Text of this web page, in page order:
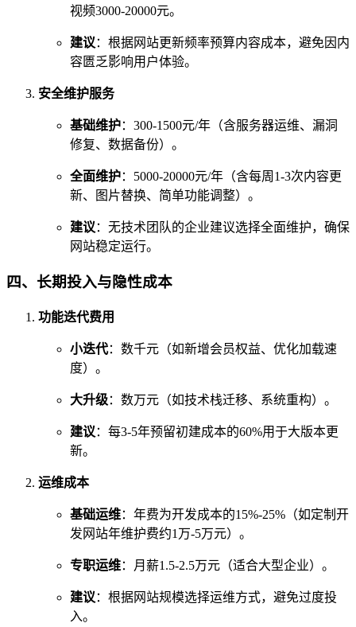
视频3000-20000元。
建议 ：根据网站更新频率预算内容成本，避免因内
容匮乏影响用户体验。
安全维护服务
基础维护：300-1500元/年（含服务器运维、漏洞
修复、数据备份）。
全面维护：5000-20000元/年（含每周1-3次内容更
新、图片替换、简单功能调整）。
建议 ：无技术团队的企业建议选择全面维护，确保
网站稳定运行。
四、长期投入与隐性成本
功能迭代费用
小迭代：数千元（如新增会员权益、优化加载速
度）。
大升级：数万元（如技术栈迁移、系统重构）。
建议 ：每3-5年预留初建成本的60%用于大版本更
新。
运维成本
基础运维：年费为开发成本的15%-25%（如定制开
发网站年维护费约1万-5万元）。
专职运维：月薪1.5-2.5万元（适合大型企业）。
建议 ：根据网站规模选择运维方式，避免过度投
入。